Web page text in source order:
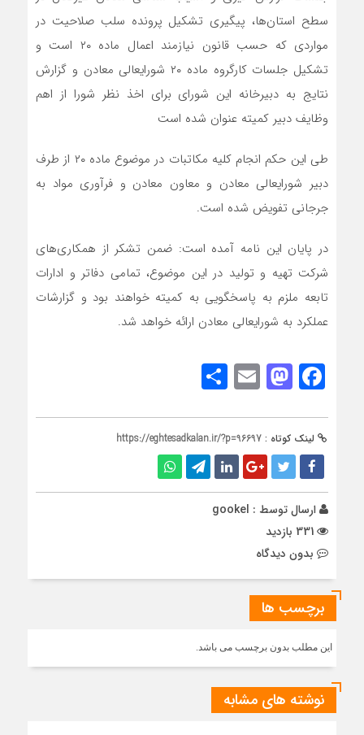
سطح استان‌ها، پیگیری تشکیل پرونده سلب صلاحیت در
مواردی که حسب قانون نیازمند اعمال ماده ۲۰ است و
تشکیل جلسات کارگروه ماده ۲۰ شورایعالی معادن و گزارش
نتایج به دبیرخانه این شورای برای اخذ نظر شورا از اهم
وظایف دبیر کمیته عنوان شده است
طی این حکم انجام کلیه مکاتبات در موضوع ماده ۲۰ از طرف
دبیر شورایعالی معادن و معاون معادن و فرآوری مواد به
جرجانی تفویض شده است.
در پایان این نامه آمده است: ضمن تشکر از همکاری‌های
شرکت تهیه و تولید در این موضوع، تمامی دفاتر و ادارات
تابعه ملزم به پاسخگویی به کمیته خواهند بود و گزارشات
عملکرد به شورایعالی معادن ارائه خواهد شد.
Facebook
Mastodon
Email
لینک کوتاه : https://eghtesadkalan.ir/?p=96697
ارسال توسط : gookel
بدون دیدگاه
برچسب ها
این مطلب بدون برچسب می باشد.
نوشته های مشابه